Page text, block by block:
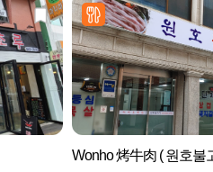
Wonho 烤牛肉 ( 원호불